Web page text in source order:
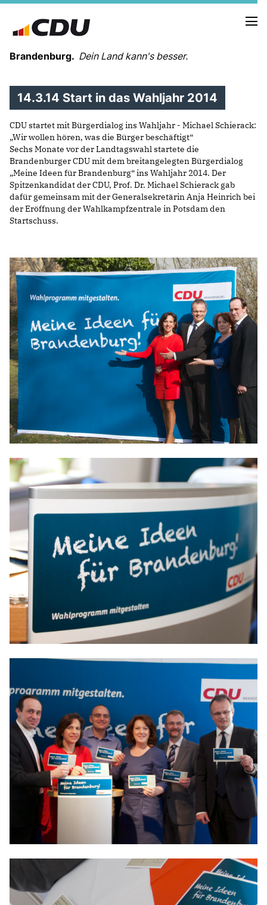
Brandenburg. Dein Land kann's besser.
MELDUNGEN
TERMINE
LANDESVORSTAND
LANDESGESCHÄFTSSTELLE
ORGANISATION
KREISVERBÄNDE
VEREINIGUNGEN UND SONDERORGANISATIONEN
PARTEIGERICHT
IN DER LANDESREGIERUNG
IM BUNDESTAG
IM EUROPÄISCHEN PARLAMENT
NEWSLETTER ABONNIEREN
BILDER
PROGRAMME
WICHTIGE BESCHLÜSSE DER CDU BRANDENBURG
75 JAHRE CDU BRANDENBURG
PRESSE
SPENDEN
Mitglied werden
14.3.14 Start in das Wahljahr 2014
CDU startet mit Bürgerdialog ins Wahljahr - Michael Schierack:
Wir wollen hören, was die Bürger beschäftigt“
Sechs Monate vor der Landtagswahl startete die
Brandenburger CDU mit dem breitangelegten Bürgerdialog
Meine Ideen für Brandenburg“ ins Wahljahr 2014. Der
Spitzenkandidat der CDU, Prof. Dr. Michael Schierack gab
dafür gemeinsam mit der Generalsekretärin Anja Heinrich bei
der Eröffnung der Wahlkampfzentrale in Potsdam den
Startschuss.